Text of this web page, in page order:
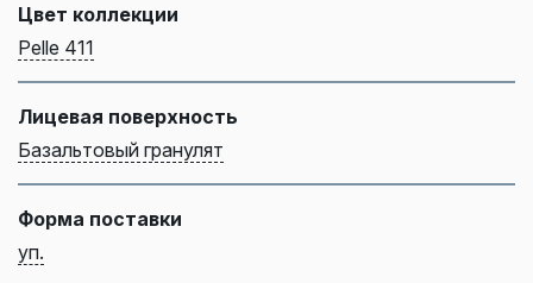
Цвет коллекции
Pelle 411
Лицевая поверхность
Базальтовый гранулят
Форма поставки
уп.